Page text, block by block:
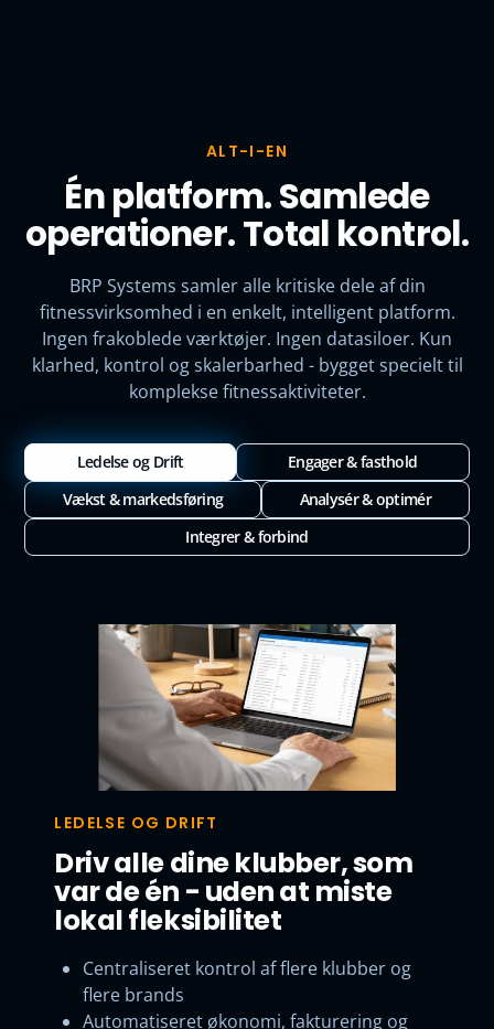
ALT-I-EN
Én platform. Samlede
operationer. Total kontrol.
BRP Systems samler alle kritiske dele af din
fitnessvirksomhed i en enkelt, intelligent platform.
Ingen frakoblede værktøjer. Ingen datasiloer. Kun
klarhed, kontrol og skalerbarhed - bygget specielt til
komplekse fitnessaktiviteter.
Ledelse og Drift
Engager & fasthold
Vækst & markedsføring
Analysér & optimér
Integrer & forbind
LEDELSE OG DRIFT
Driv alle dine klubber, som
var de én - uden at miste
lokal fleksibilitet
Centraliseret kontrol af flere klubber og
flere brands
Automatiseret økonomi, fakturering og